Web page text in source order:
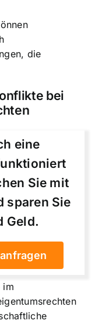
die
bei
eine
Sie mit
sparen Sie
Geld.
im